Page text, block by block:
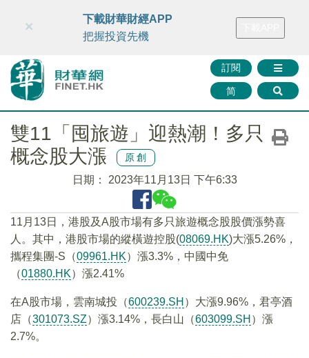
財華智庫網 FINTV FINMETA 財華證券 媒體矩陣
訂閱
简
×
下載財華財經APP
把握投資先機
雙11「囤旅遊」迎熱潮！多只
概念股大漲
原創
日期： 2023年11月13日 下午6:33
11月13日，港股及A股市場有多只旅遊概念股股價漲勢喜
人。其中，港股市場的縱橫遊控股(08069.HK)大漲5.26%，
攜程集團-S（09961.HK）漲3.3%，中國中免
（01880.HK）漲2.41%
在A股市場，雲南城投（600239.SH ）大漲9.96%，君亭酒
店（301073.SZ）漲3.14%，長白山（603099.SH ）漲
2.7%。